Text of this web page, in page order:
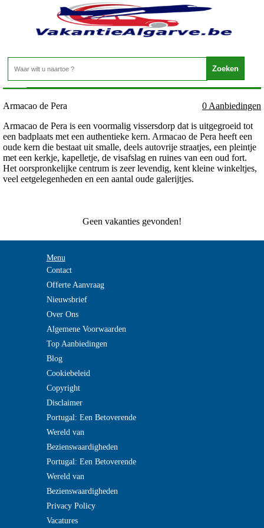
Portugal - Algarve - Armacao de Pera
Home>
Armacao de Pera
0 Aanbiedingen
Armacao de Pera is een voormalig vissersdorp dat is uitgegroeid tot
een badplaats met een authentieke kern. Armacao de Pera heeft een
oude kern die bestaat uit smalle, deels autovrije straatjes, een pleintje
met een kerkje, kapelletje, de visafslag en ruines van een oud fort.
Het oorspronkelijke centrum is zeer levendig, kent kleine winkeltjes,
veel eetgelegenheden en een aantal oude galerijtjes.
Geen vakanties gevonden!
Menu
Contact
Offerte Aanvraag
Nieuwsbrief
Over Ons
Algemene Voorwaarden
Top Aanbiedingen
Blog
Cookiebeleid
Copyright
Disclaimer
Portugal: Een Betoverende
Wereld van
Bezienswaardigheden
Portugal: Een Betoverende
Wereld van
Bezienswaardigheden
Privacy Policy
Vacatures